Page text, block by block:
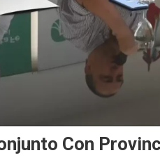
Con